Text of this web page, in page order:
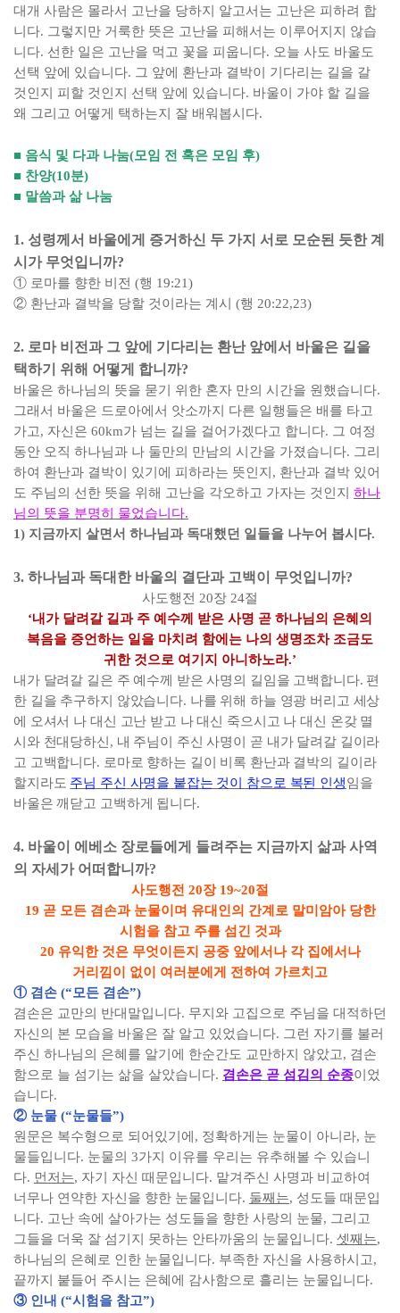
대개 사람은 몰라서 고난을 당하지 알고서는 고난은 피하려 합
니다. 그렇지만 거룩한 뜻은 고난을 피해서는 이루어지지 않습
니다. 선한 일은 고난을 먹고 꽃을 피웁니다. 오늘 사도 바울도
선택 앞에 있습니다. 그 앞에 환난과 결박이 기다리는 길을 갈
것인지 피할 것인지 선택 앞에 있습니다. 바울이 가야 할 길을
왜 그리고 어떻게 택하는지 잘 배워봅시다.
■ 음식 및 다과 나눔(모임 전 혹은 모임 후)
■ 찬양(10분)
■ 말씀과 삶 나눔
1. 성령께서 바울에게 증거하신 두 가지 서로 모순된 듯한 계
시가 무엇입니까?
① 로마를 향한 비전 (행 19:21)
② 환난과 결박을 당할 것이라는 계시 (행 20:22,23)
2. 로마 비전과 그 앞에 기다리는 환난 앞에서 바울은 길을
택하기 위해 어떻게 합니까?
바울은 하나님의 뜻을 묻기 위한 혼자 만의 시간을 원했습니다.
그래서 바울은 드로아에서 앗소까지 다른 일행들은 배를 타고
가고, 자신은 60km가 넘는 길을 걸어가겠다고 합니다. 그 여정
동안 오직 하나님과 나 둘만의 만남의 시간을 가졌습니다. 그리
하여 환난과 결박이 있기에 피하라는 뜻인지 , 환난과 결박 있어
도 주님의 선한 뜻을 위해 고난을 각오하고 가자는 것인지 하나
님의 뜻을 분명히 물었습니다.
1) 지금까지 살면서 하나님과 독대했던 일들을 나누어 봅시다.
3. 하나님과 독대한 바울의 결단과 고백이 무엇입니까?
사도행전 20장 24절
‘내가 달려갈 길과 주 예수께 받은 사명 곧 하나님의 은혜의
복음을 증언하는 일을 마치려 함에는 나의 생명조차 조금도
귀한 것으로 여기지 아니하노라.’
내가 달려갈 길은 주 예수께 받은 사명의 길임을 고백합니다. 편
한 길을 추구하지 않았습니다. 나를 위해 하늘 영광 버리고 세상
에 오셔서 나 대신 고난 받고 나 대신 죽으시고 나 대신 온갖 멸
시와 천대당하신 , 내 주님이 주신 사명이 곧 내가 달려갈 길이라
고 고백합니다. 로마로 향하는 길이 비록 환난과 결박의 길이라
할지라도 주님 주신 사명을 붙잡는 것이 참으로 복된 인생임을
바울은 깨닫고 고백하게 됩니다.
4. 바울이 에베소 장로들에게 들려주는 지금까지 삶과 사역
의 자세가 어떠합니까?
사도행전 20장 19~20절
19 곧 모든 겸손과 눈물이며 유대인의 간계로 말미암아 당한
시험을 참고 주를 섬긴 것과
20 유익한 것은 무엇이든지 공중 앞에서나 각 집에서나
거리낌이 없이 여러분에게 전하여 가르치고
① 겸손 (“모든 겸손”)
겸손은 교만의 반대말입니다. 무지와 고집으로 주님을 대적하던
자신의 본 모습을 바울은 잘 알고 있었습니다. 그런 자기를 불러
주신 하나님의 은혜를 알기에 한순간도 교만하지 않았고, 겸손
함으로 늘 섬기는 삶을 살았습니다. 겸손은 곧 섬김의 순종이었
습니다.
② 눈물 (“눈물들”)
원문은 복수형으로 되어있기에 , 정확하게는 눈물이 아니라, 눈
물들입니다. 눈물의 3가지 이유를 우리는 유추해볼 수 있습니
다. 먼저는, 자기 자신 때문입니다. 맡겨주신 사명과 비교하여
너무나 연약한 자신을 향한 눈물입니다. 둘째는, 성도들 때문입
니다. 고난 속에 살아가는 성도들을 향한 사랑의 눈물, 그리고
그들을 더욱 잘 섬기지 못하는 안타까움의 눈물입니다. 셋째는,
하나님의 은혜로 인한 눈물입니다. 부족한 자신을 사용하시고,
끝까지 붙들어 주시는 은혜에 감사함으로 흘리는 눈물입니다.
③ 인내 (“시험을 참고”)